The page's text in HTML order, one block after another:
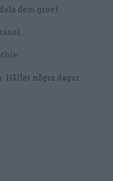
dem grovt.
några dagar